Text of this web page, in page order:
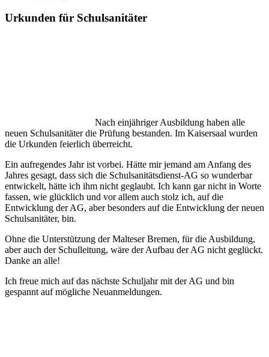
Urkunden für Schulsanitäter
Nach einjähriger Ausbildung haben alle
neuen Schulsanitäter die Prüfung bestanden. Im Kaisersaal wurden
die Urkunden feierlich überreicht.
Ein aufregendes Jahr ist vorbei. Hätte mir jemand am Anfang des
Jahres gesagt, dass sich die Schulsanitätsdienst-AG so wunderbar
entwickelt, hätte ich ihm nicht geglaubt. Ich kann gar nicht in Worte
fassen, wie glücklich und vor allem auch stolz ich, auf die
Entwicklung der AG, aber besonders auf die Entwicklung der neuen
Schulsanitäter, bin.
Ohne die Unterstützung der Malteser Bremen, für die Ausbildung,
aber auch der Schulleitung, wäre der Aufbau der AG nicht geglückt.
Danke an alle!
Ich freue mich auf das nächste Schuljahr mit der AG und bin
gespannt auf mögliche Neuanmeldungen.